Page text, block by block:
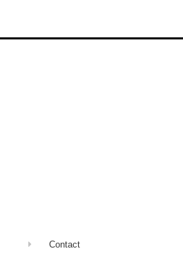
Contact